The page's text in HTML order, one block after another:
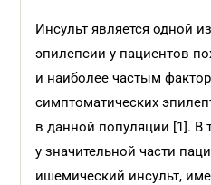
Инсульт является одной
эпилепсии у пациентов
и наиболее частым
симптоматических
в данной популяции [1]. В
у значительной части
ишемический инсульт,